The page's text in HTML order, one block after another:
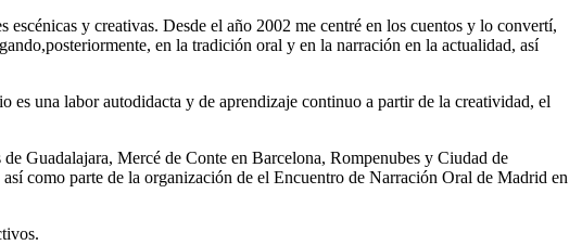
y creativas. Desde el año 2002 me centré en los cuentos y lo convertí,
en la tradición oral y en la narración en la actualidad, así
una labor autodidacta y de aprendizaje continuo a partir de la creatividad, el
Guadalajara, Mercé de Conte en Barcelona, Rompenubes y Ciudad de
como parte de la organización de el Encuentro de Narración Oral de Madrid en